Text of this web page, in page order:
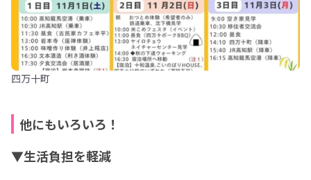
四万十町
他にもいろいろ！
▼生活負担を軽減